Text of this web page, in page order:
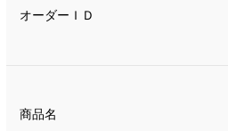
オーダーＩＤ
商品名